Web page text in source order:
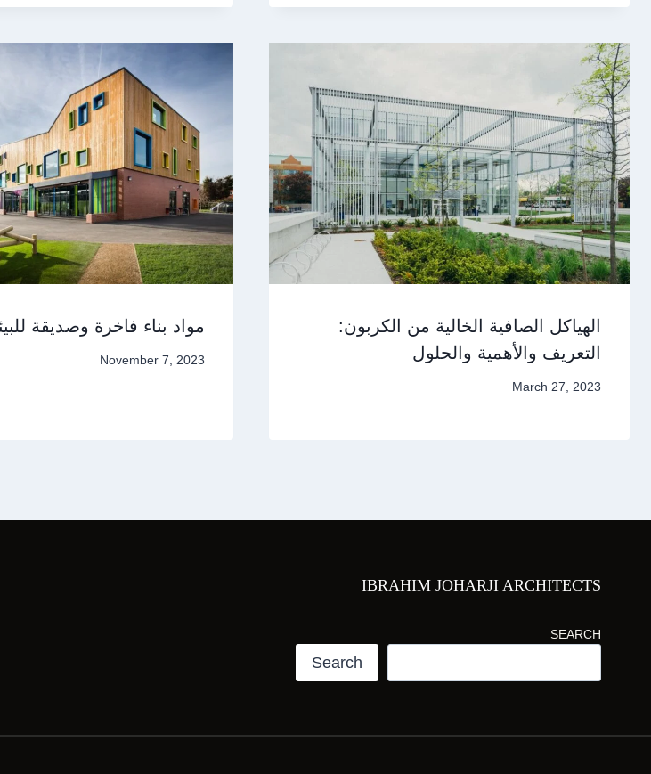
الهياكل الصافية الخالية من الكربون:
التعريف والأهمية والحلول
March 27, 2023
مواد بناء فاخرة وصديقة
November 7, 2023
IBRAHIM JOHARJI ARCHITECTS
SEARCH
Search